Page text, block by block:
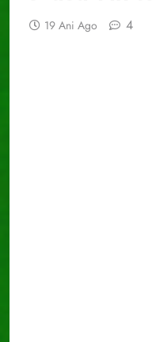
19 Ani Ago 4